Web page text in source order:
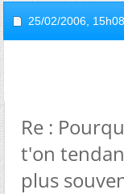
25/02/2006, 15h08
Re :
t'on
plus